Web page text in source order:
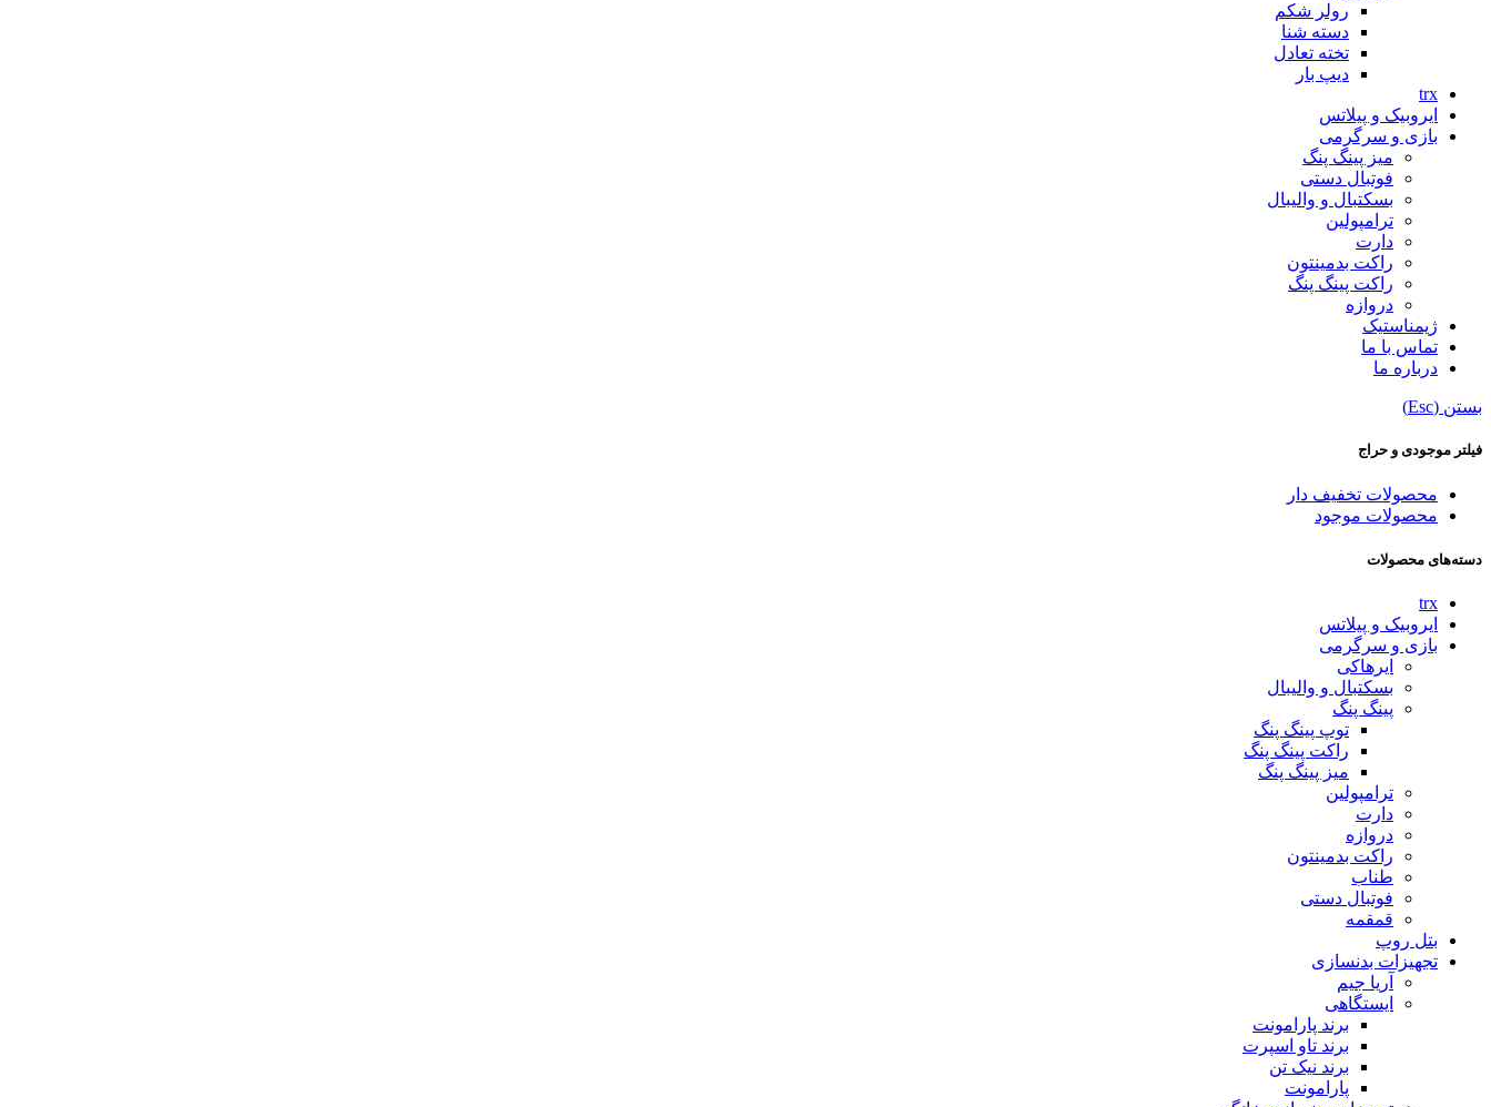
رولر شکم
دسته شنا
تخته تعادل
دیپ بار
trx
ایروبیک و پیلاتس
بازی و سرگرمی
میز پینگ پنگ
فوتبال دستی
بسکتبال و والیبال
ترامپولین
دارت
راکت بدمینتون
راکت پینگ پنگ
دروازه
ژیمناستیک
تماس با ما
درباره ما
بستن (Esc)
فیلتر موجودی و حراج
محصولات تخفیف دار
محصولات موجود
دسته‌های محصولات
trx
ایروبیک و پیلاتس
بازی و سرگرمی
ایرهاکی
بسکتبال و والیبال
پینگ پنگ
توپ پینگ پنگ
راکت پینگ پنگ
میز پینگ پنگ
ترامپولین
دارت
دروازه
راکت بدمینتون
طناب
فوتبال دستی
قمقمه
بتل روپ
تجهیزات بدنسازی
آریا جیم
ایستگاهی
برند پارامونت
برند تاو اسپرت
برند نیک تن
پارامونت